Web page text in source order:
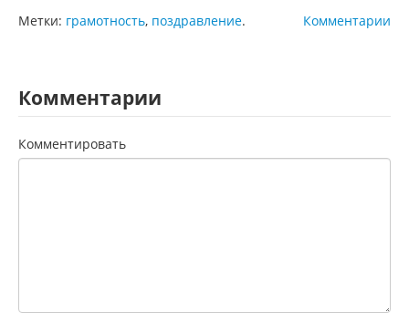
Комментарии
Метки: грамотность, поздравление.
Комментарии
Комментировать